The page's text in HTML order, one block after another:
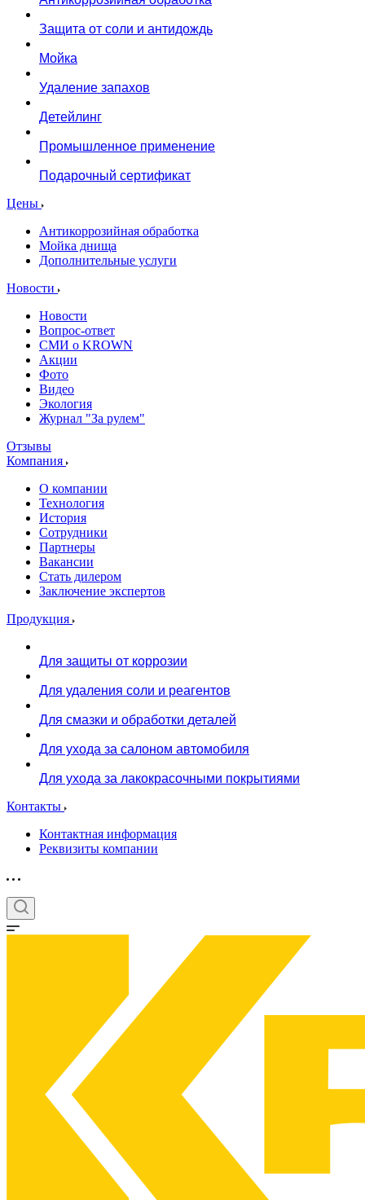
Защита от соли и антидождь
Мойка
Удаление запахов
Детейлинг
Промышленное применение
Подарочный сертификат
Цены
Антикоррозийная обработка
Мойка днища
Дополнительные услуги
Новости
Новости
Вопрос-ответ
СМИ о KROWN
Акции
Фото
Видео
Экология
Журнал "За рулем"
Отзывы
Компания
О компании
Технология
История
Сотрудники
Партнеры
Вакансии
Стать дилером
Заключение экспертов
Продукция
Для защиты от коррозии
Для удаления соли и реагентов
Для смазки и обработки деталей
Для ухода за салоном автомобиля
Для ухода за лакокрасочными покрытиями
Контакты
Контактная информация
Реквизиты компании